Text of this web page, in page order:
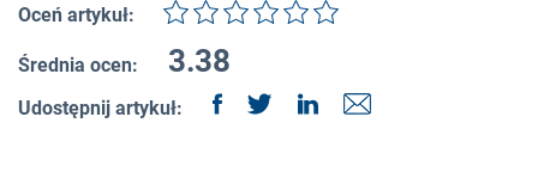
Oceń artykuł:
Średnia ocen: 3.38
Udostępnij artykuł: